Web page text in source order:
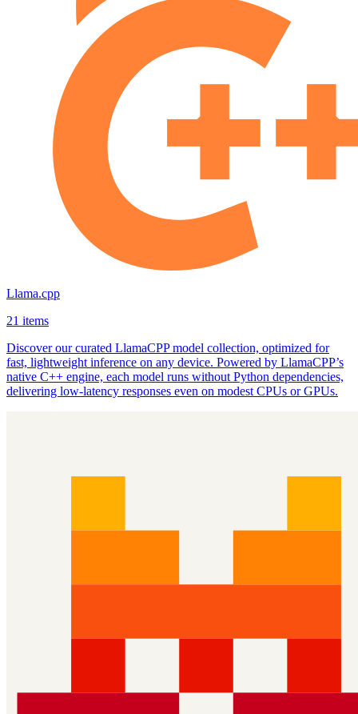
Llama.cpp
21 items
Discover our curated LlamaCPP model collection, optimized for
fast, lightweight inference on any device. Powered by LlamaCPP’s
native C++ engine, each model runs without Python dependencies,
delivering low‑latency responses even on modest CPUs or GPUs.